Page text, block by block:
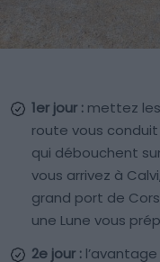
1er jour : mettez
route vous
qui débouchent
vous arrivez à
grand port de
une Lune vous
2e jour :